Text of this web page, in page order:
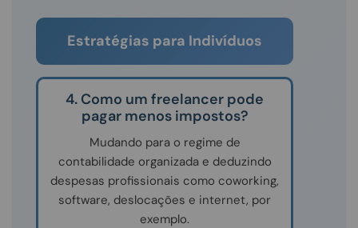
Estratégias para Indivíduos
4. Como um freelancer pode
pagar menos impostos?
Mudando para o regime de
contabilidade organizada e deduzindo
despesas profissionais como coworking,
software, deslocações e internet, por
exemplo.